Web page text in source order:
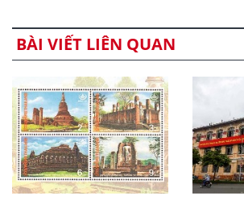
BÀI VIẾT LIÊN QUAN